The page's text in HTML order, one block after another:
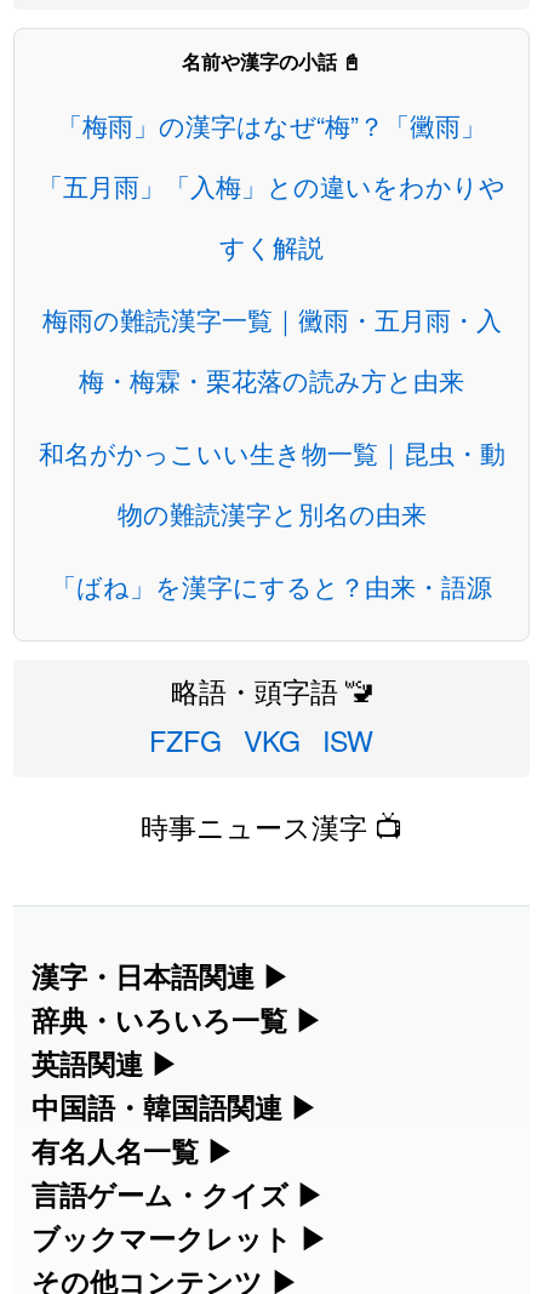
名前や漢字の小話 📓
「梅雨」の漢字はなぜ“梅”？「黴雨」
「五月雨」「入梅」との違いをわかりや
すく解説
梅雨の難読漢字一覧｜黴雨・五月雨・入
梅・梅霖・栗花落の読み方と由来
和名がかっこいい生き物一覧｜昆虫・動
物の難読漢字と別名の由来
「ばね」を漢字にすると？由来・語源
略語・頭字語 🚾
FZFG VKG ISW
時事ニュース漢字 📺
漢字・日本語関連 ▶
漢字の読み方検索、手書き入力、書き順
練習など、日本語学習に役立つツールを
集めています。
人名漢字辞典 - 読み方検索
手書き漢字入力
辞典・いろいろ一覧 ▶
部首・画数別の漢字一覧、熟語辞典、地
名・駅名検索など、各種リファレンスツ
ールです。
部首画数別漢字一覧
常用漢字一覧
英語関連 ▶
カタカナ語・略語の意味検索、発音記
号、リスニング練習など英語学習ツール
です。
カタカナ語の意味・発音・類語辞典
中国語・韓国語関連 ▶
中国語のピンイン変換、韓国語の手書き
入力など、アジア言語学習ツールです。
手書き中国語入力 変換ツール
有名人名一覧 ▶
海外セレブやスポーツ選手の名前の読み
方・発音を確認できます。
言語ゲーム・クイズ ▶
四字熟語パズルや漢字クイズなど、楽し
みながら学べるゲームです。
ブックマークレット ▶
ブラウザに登録して、どのサイトからで
その他コンテンツ ▶